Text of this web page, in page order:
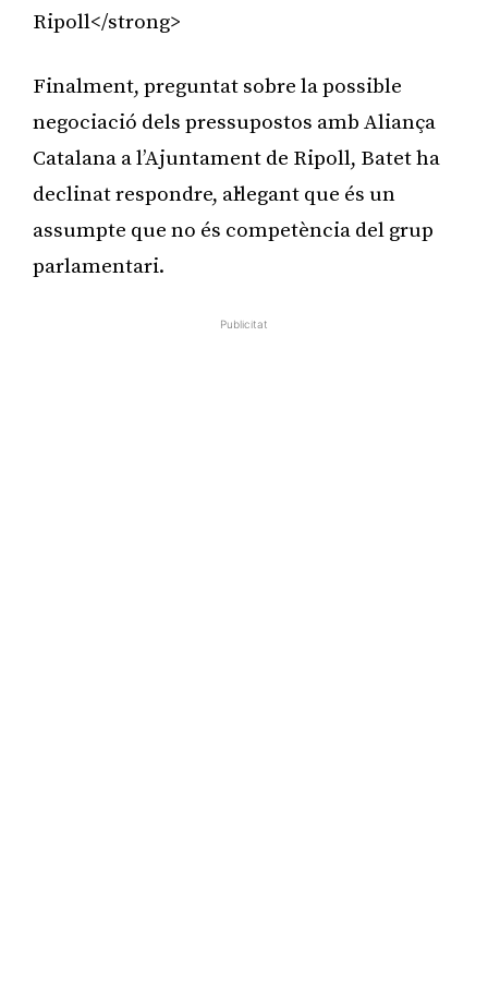
Ripoll</strong>
Finalment, preguntat sobre la possible
negociació dels pressupostos amb Aliança
Catalana a l’Ajuntament de Ripoll, Batet ha
declinat respondre, al·legant que és un
assumpte que no és competència del grup
parlamentari.
Publicitat